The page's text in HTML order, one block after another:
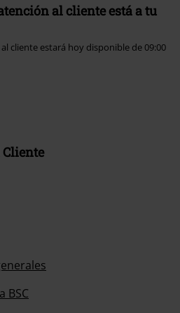
al cliente está a tu
cliente estará hoy disponible de 09:00
BSC